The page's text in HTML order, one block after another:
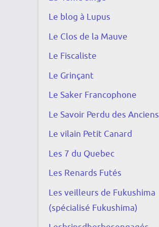
Le blog à Lupus
Le Clos de la Mauve
Le Fiscaliste
Le Grinçant
Le Saker Francophone
Le Savoir Perdu des Anciens
Le vilain Petit Canard
Les 7 du Quebec
Les Renards Futés
Les veilleurs de Fukushima
(spécialisé Fukushima)